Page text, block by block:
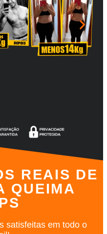
REAIS DE
QUEIMA
satisfeitas em todo o